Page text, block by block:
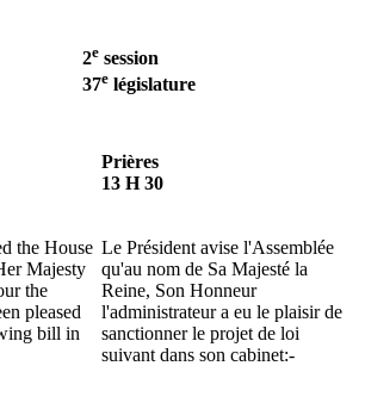
2e session
37e législature
Prières
13 H 30
the House
Majesty
the
pleased
bill in
Le Président avise l'Assemblée
qu'au nom de Sa Majesté la
Reine, Son Honneur
l'administrateur a eu le plaisir de
sanctionner le projet de loi
suivant dans son cabinet:-